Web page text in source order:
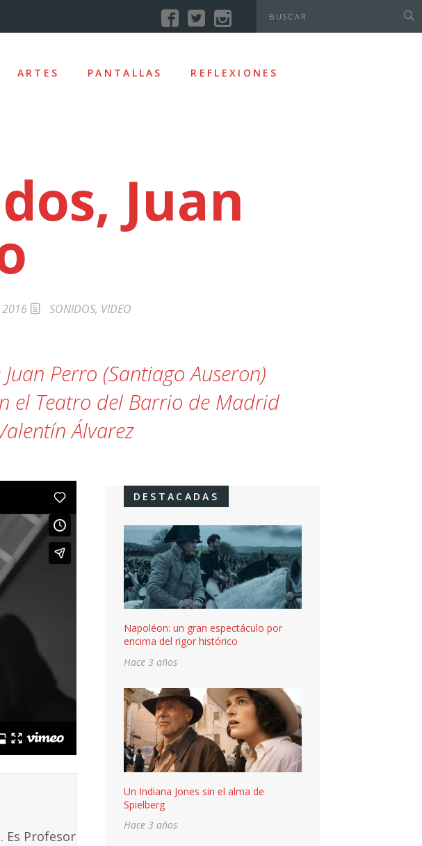
ARTES PANTALLAS
REFLEXIONES
Juan
SONIDOS, VIDEO
Perro (Santiago Auseron)
el Teatro del Barrio de Madrid
Álvarez
Es Profesor
DESTACADAS
Napoléon: un gran espectáculo por
encima del rigor histórico
Hace 3 años
Un Indiana Jones sin el alma de
Spielberg
Hace 3 años